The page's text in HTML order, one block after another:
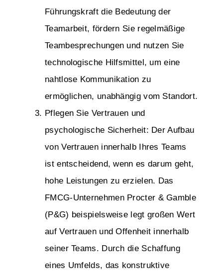
Führungskraft die Bedeutung der
Teamarbeit, fördern Sie regelmäßige
Teambesprechungen und nutzen Sie
technologische Hilfsmittel, um eine
nahtlose Kommunikation zu
ermöglichen, unabhängig vom Standort.
Pflegen Sie Vertrauen und
psychologische Sicherheit: Der Aufbau
von Vertrauen innerhalb Ihres Teams
ist entscheidend, wenn es darum geht,
hohe Leistungen zu erzielen. Das
FMCG-Unternehmen Procter & Gamble
(P&G) beispielsweise legt großen Wert
auf Vertrauen und Offenheit innerhalb
seiner Teams. Durch die Schaffung
eines Umfelds, das konstruktive